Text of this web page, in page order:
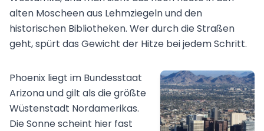
alten Moscheen aus Lehmziegeln und den
historischen Bibliotheken. Wer durch die Straßen
geht, spürt das Gewicht der Hitze bei jedem Schritt.
Phoenix liegt im Bundesstaat
Arizona und gilt als die größte
Wüstenstadt Nordamerikas.
Die Sonne scheint hier fast